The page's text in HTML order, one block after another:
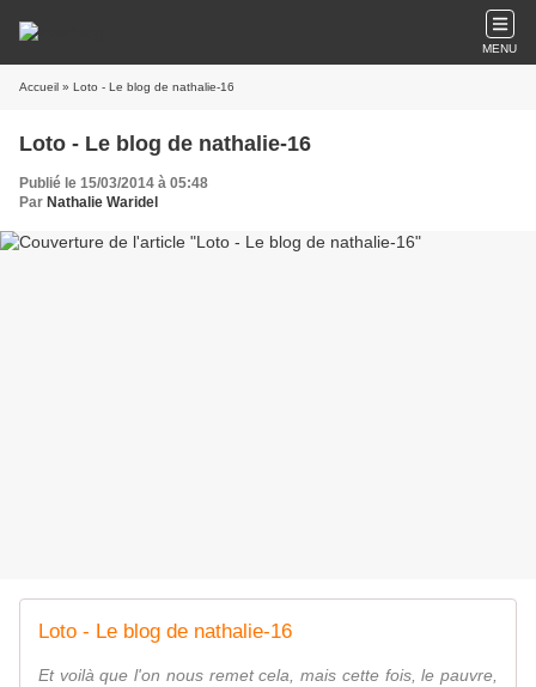
MENU
Accueil » Loto - Le blog de nathalie-16
Loto - Le blog de nathalie-16
Publié le 15/03/2014 à 05:48
Par Nathalie Waridel
Loto - Le blog de nathalie-16
Et voilà que l'on nous remet cela, mais cette fois, le pauvre,